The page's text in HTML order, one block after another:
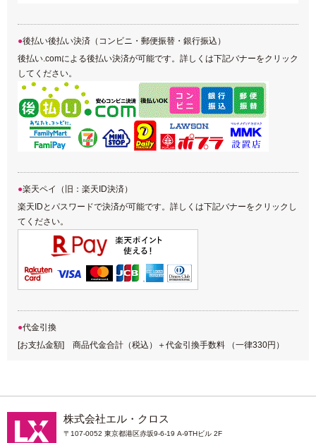
後払い後払い決済（コンビニ・郵便振替・銀行振込）
後払い.comによる後払い決済が可能です。詳しくは下記バナーをクリック
してください。
楽天ペイ（旧：楽天ID決済）
楽天IDとパスワードで決済が可能です。詳しくは下記バナーをクリックし
てください。
代金引換
[お支払金額] 商品代金合計（税込）＋代金引換手数料 （一律330円）
株式会社エル・クロス
〒107-0052 東京都港区赤坂9-6-19 A-9THビル 2F